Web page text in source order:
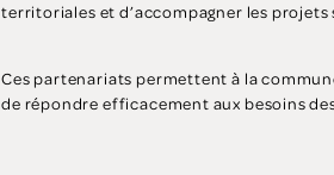
territoriales et d’accompagner les
Ces partenariats permettent à la
de répondre efficacement aux besoins